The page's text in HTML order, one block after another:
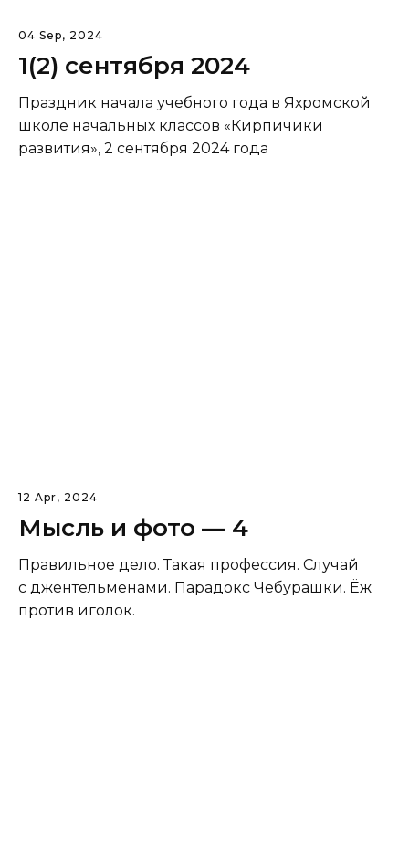
04 Sep, 2024
1(2) сентября 2024
Праздник начала учебного года в Яхромской
школе начальных классов «Кирпичики
развития», 2 сентября 2024 года
12 Apr, 2024
Мысль и фото — 4
Правильное дело. Такая профессия. Случай
с джентельменами. Парадокс Чебурашки. Ёж
против иголок.